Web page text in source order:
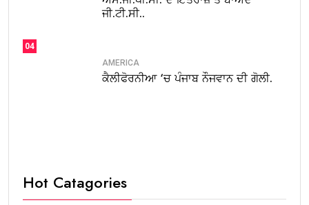
ਜੀ.ਟੀ.ਸੀ..
04
AMERICA
ਕੈਲੀਫੋਰਨੀਆ ‘ਚ ਪੰਜਾਬ ਨੌਜਵਾਨ ਦੀ ਗੋਲੀ.
Hot Catagories